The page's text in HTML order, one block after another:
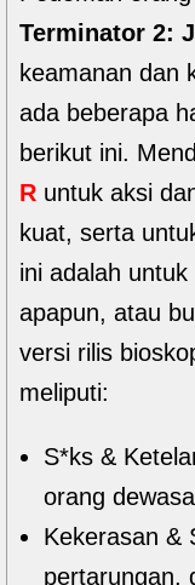
Terminator 2:
keamanan dan
ada beberapa
berikut ini.
R untuk aksi
kuat, serta
ini adalah
apapun, atau
versi rilis
meliputi:
S*ks &
orang
Kekerasan &
pertarungan,